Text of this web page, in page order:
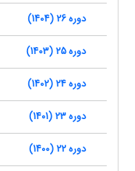
دوره 26 (1404)
دوره 25 (1403)
دوره 24 (1402)
دوره 23 (1401)
دوره 22 (1400)